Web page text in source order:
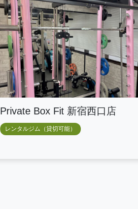
Private Box Fit 新宿西口店
レンタルジム（貸切可能）